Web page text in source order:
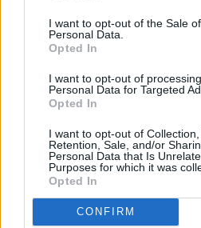
cualquier momento entrando de
visitando nuestra política de
I want to opt-out of the Sale
Personal Data.
Opted In
I want to opt-out of
Personal Data for Targeted
Opted In
I want to opt-out of Collection,
Retention, Sale, and/or
Personal Data that Is
Purposes for which it was
Opted In
CONFIRM